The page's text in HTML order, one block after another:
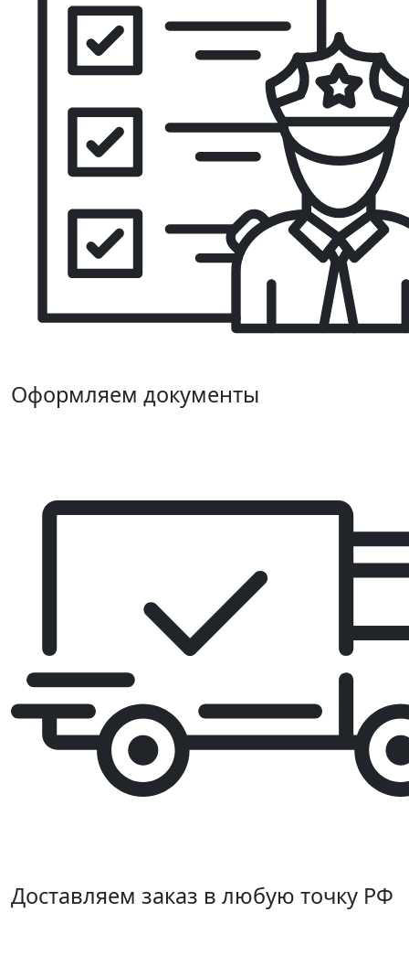
Оформляем документы
Доставляем заказ в любую точку РФ